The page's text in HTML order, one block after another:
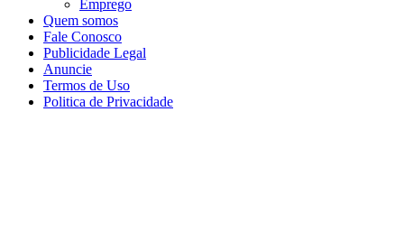
Emprego
Quem somos
Fale Conosco
Publicidade Legal
Anuncie
Termos de Uso
Politica de Privacidade